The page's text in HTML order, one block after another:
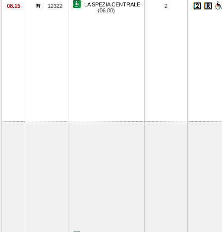
08.15 12322
LA SPEZIA CENTRALE
(06.00)
2